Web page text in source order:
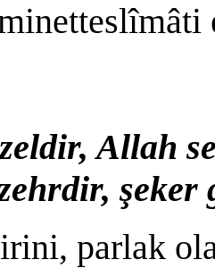
Allah
şeker
parlak